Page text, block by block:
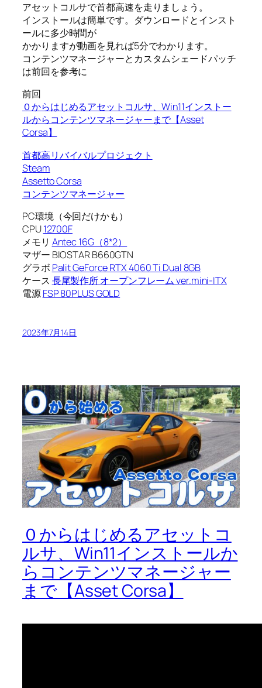
アセットコルサで首都高速を走りましょう。
インストールは簡単です。ダウンロードとインスト
ールに多少時間が
かかりますが動画を見れば5分でわかります。
コンテンツマネージャーとカスタムシェードパッチ
は前回を参考に
前回
０からはじめるアセットコルサ、Win11インストー
ルからコンテンツマネージャーまで【Asset
Corsa】
首都高リバイバルプロジェクト
Steam
Assetto Corsa
コンテンツマネージャー
PC環境（今回だけかも）
CPU12700F
メモリ Antec 16G（8*2）
マザー BIOSTAR B660GTN
グラボ Palit GeForce RTX 4060 Ti Dual 8GB
ケース 長尾製作所 オープンフレーム ver.mini-ITX
電源FSP 80PLUS GOLD
2023年7月14日
０からはじめるアセットコ
ルサ、Win11インストールか
らコンテンツマネージャー
まで【Asset Corsa】